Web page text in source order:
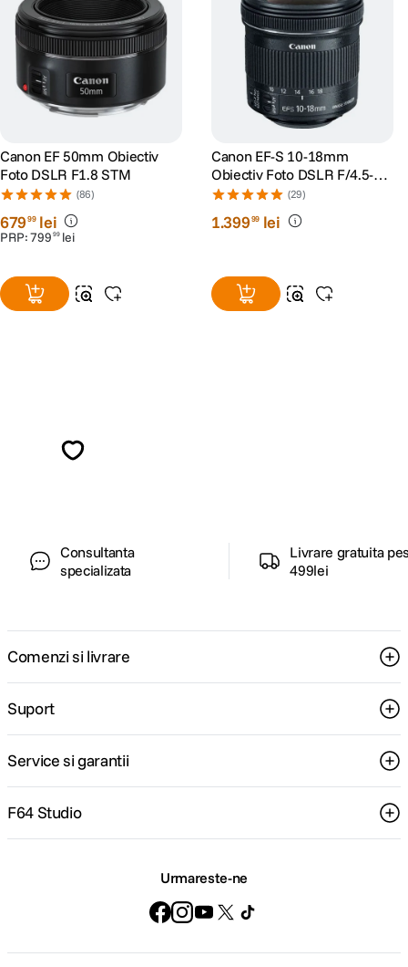
Canon EF 50mm Obiectiv
Foto DSLR F1.8 STM
(86)
67999 lei
PRP:799 99 lei
Canon EF-S 10-18mm
Obiectiv Foto DSLR F/4.5-5.6
IS STM
(29)
1.39999 lei
Consultanta
specializata
Livrare gratuita
499lei
Comenzi si livrare
Suport
Service si garantii
F64 Studio
Urmareste-ne